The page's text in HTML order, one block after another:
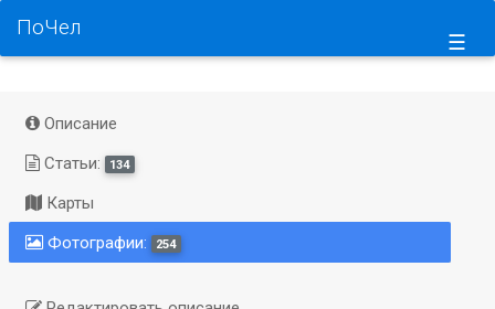
☰
ПоЧел
Описание
Статьи:
134
Карты
Фотографии:
254